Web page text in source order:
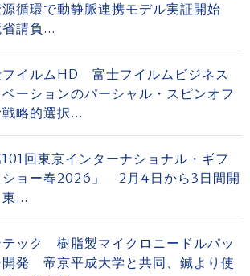
循環で動静脈連携モデル実証開始
請負...
フイルムHD 富士フイルムビジネス
ーションのパーシャル・スピンオフ
略的選択...
101回東京インターナショナル・ギフ
ショー春2026」 2月4日から3日間開
...
テック 樹脂製マイクロニードルパッ
開発 帝京平成大学と共同、鍼より使